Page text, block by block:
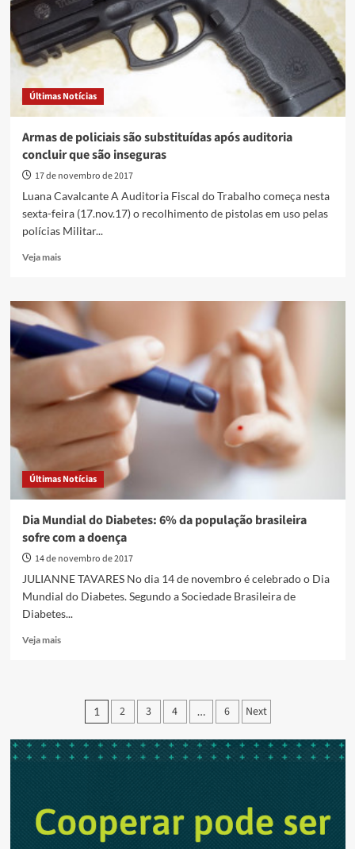
de
Engenharia
Civil
da
Mobilidade
Últimas Notícias
Armas de policiais são substituídas após auditoria
concluir que são inseguras
17 de novembro de 2017
Luana Cavalcante A Auditoria Fiscal do Trabalho começa nesta
sexta-feira (17.nov.17) o recolhimento de pistolas em uso pelas
polícias Militar...
Veja maisRead
Armas
de
policiais
são
substituídas
após
auditoria
concluir
inseguras
Últimas Notícias
Dia Mundial do Diabetes: 6% da população brasileira
sofre com a doença
14 de novembro de 2017
JULIANNE TAVARES No dia 14 de novembro é celebrado o Dia
Mundial do Diabetes. Segundo a Sociedade Brasileira de
Diabetes...
Veja maisRead
Mundial
Diabetes:
6%
da
com
a
Paginação
de
posts
1 2 3 4 … 6 Next